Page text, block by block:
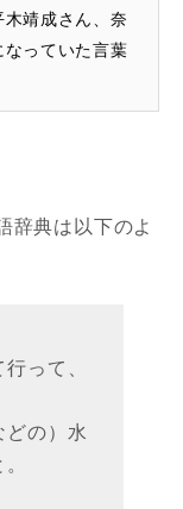
靖成さん、奈
っていた言葉
辞典は以下のよ
って、
どの）水